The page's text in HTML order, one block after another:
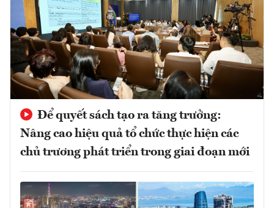
Để quyết sách tạo ra tăng trưởng:
Nâng cao hiệu quả tổ chức thực hiện các
chủ trương phát triển trong giai đoạn mới